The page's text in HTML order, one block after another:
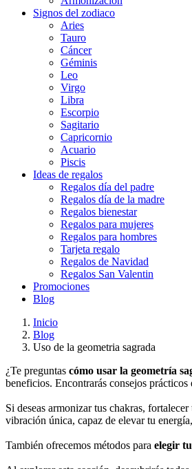
Signos del zodiaco
Aries
Tauro
Cáncer
Géminis
Leo
Virgo
Libra
Escorpio
Sagitario
Capricornio
Acuario
Piscis
Ideas de regalos
Regalos día del padre
Regalos día de la madre
Regalos bienestar
Regalos para mujeres
Regalos para hombres
Tarjeta regalo
Regalos de Navidad
Regalos San Valentin
Promociones
Blog
Inicio
Blog
Uso de la geometria sagrada
¿Te preguntas cómo usar la geometría
beneficios. Encontrarás consejos
Si deseas armonizar tus chakras,
vibración única, capaz de elevar tu
También ofrecemos métodos para elegir